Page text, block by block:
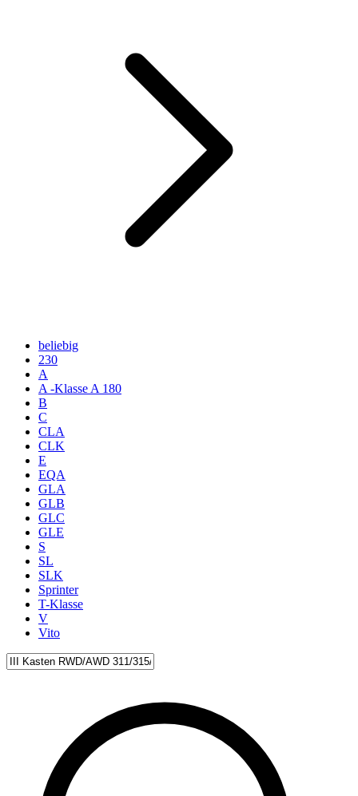
beliebig
230
A
A -Klasse A 180
B
C
CLA
CLK
E
EQA
GLA
GLB
GLC
GLE
S
SL
SLK
Sprinter
T-Klasse
V
Vito